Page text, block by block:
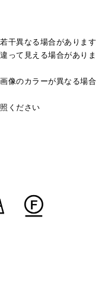
干異なる場合があります
って見える場合がありま
像のカラーが異なる場合
ください